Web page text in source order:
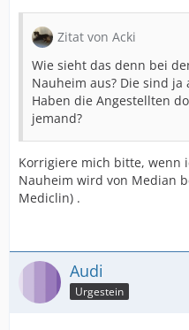
Zitat von Acki
Wie sieht das denn bei
Nauheim aus? Die sind
Haben die Angestellten
jemand?
Korrigiere mich bitte, wenn
Nauheim wird von Median
Mediclin) .
Audi
Urgestein